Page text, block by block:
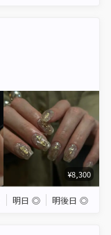
¥8,300
明日 ◎ 明後日 ◎